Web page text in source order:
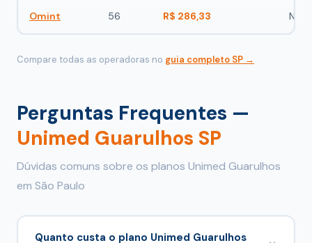
Omint 56 R$ 286,33 Não
Compare todas as operadoras no guia completo SP →
Perguntas Frequentes —
Unimed Guarulhos SP
Dúvidas comuns sobre os planos Unimed Guarulhos
em São Paulo
Quanto custa o plano Unimed Guarulhos